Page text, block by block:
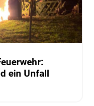
ein Unfall